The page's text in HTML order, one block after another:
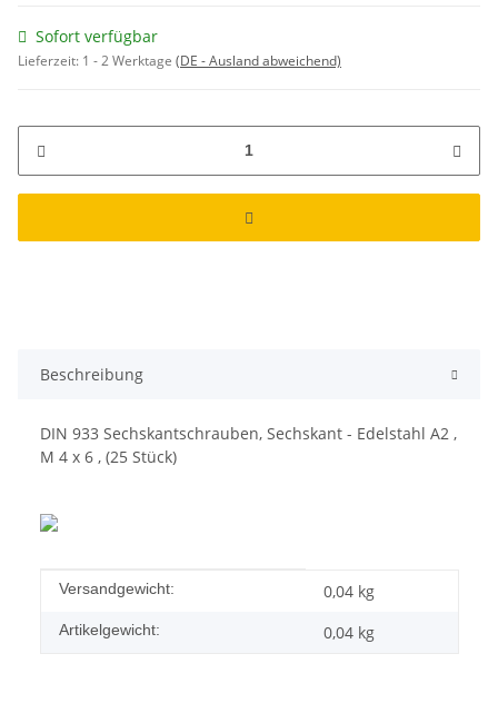
Sofort verfügbar
Lieferzeit: 1 - 2 Werktage (DE - Ausland abweichend)
Beschreibung
DIN 933 Sechskantschrauben, Sechskant - Edelstahl A2 ,
M 4 x 6 , (25 Stück)
Produkteigenschaft
Wert
Versandgewicht: 0,04 kg
Artikelgewicht: 0,04 kg